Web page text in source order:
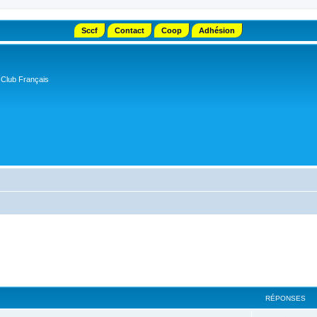
Sccf Contact Coop Adhésion
Français
RÉPONSES